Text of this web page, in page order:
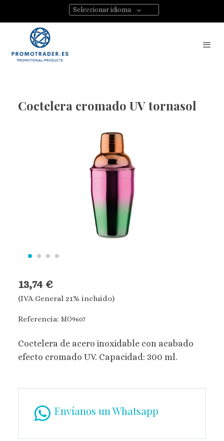
Seleccionar idioma
Coctelera cromado UV tornasol
13,74 €
(IVA General 21% incluido)
Referencia: MO9607
Coctelera de acero inoxidable con acabado
efecto cromado UV. Capacidad: 300 ml.
Envíanos un Whatsapp